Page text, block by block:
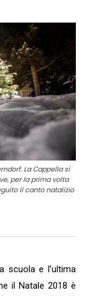
La Cappella si
per la prima volta
il canto natalizio
scuola e l’ultima
il Natale 2018 è